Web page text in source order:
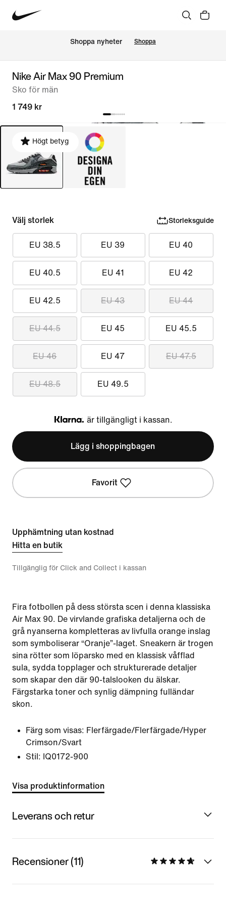
Shoppa nyheter Shoppa
Nike Air Max 90 Premium
Sko för män
1 749 kr
Högt betyg
Välj storlek Storleksguide
EU 38.5 EU 39 EU 40
EU 40.5 EU 41 EU 42
EU 42.5 EU 43 EU 44
EU 44.5 EU 45 EU 45.5
EU 46 EU 47 EU 47.5
EU 48.5 EU 49.5
Klarna
är tillgängligt i kassan.
Lägg i shoppingbagen
Favorit
Upphämtning utan kostnad
Hitta en butik
Tillgänglig för Click and Collect i kassan
Fira fotbollen på dess största scen i denna klassiska
Air Max 90. De virvlande grafiska detaljerna och de
grå nyanserna kompletteras av livfulla orange inslag
som symboliserar “Oranje”-laget. Sneakern är trogen
sina rötter som löparsko med en klassisk våfflad
sula, sydda topplager och strukturerade detaljer
som skapar den där 90-talslooken du älskar.
Färgstarka toner och synlig dämpning fulländar
skon.
Färg som visas: Flerfärgade/Flerfärgade/Hyper
Crimson/Svart
Stil: IQ0172-900
Visa produktinformation
Leverans och retur
Recensioner (11)